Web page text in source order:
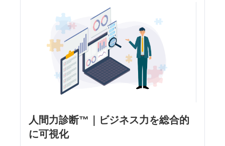
人間力診断™｜ビジネス力を総合的
に可視化